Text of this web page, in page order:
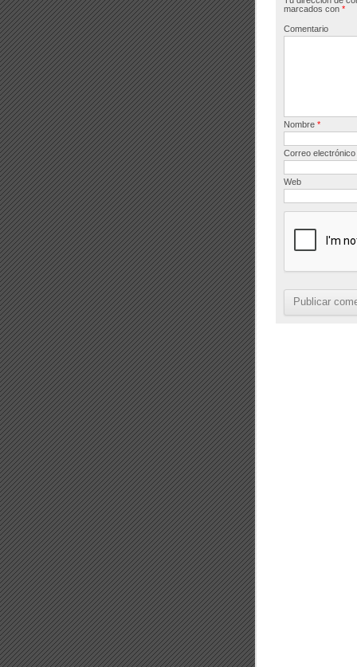
o
o
marcados con *
Comentario
Nombre *
Correo electrónico
Web